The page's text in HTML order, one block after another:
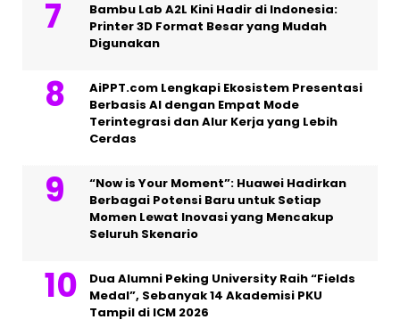
Bambu Lab A2L Kini Hadir di Indonesia:
Printer 3D Format Besar yang Mudah
Digunakan
AiPPT.com Lengkapi Ekosistem Presentasi
Berbasis AI dengan Empat Mode
Terintegrasi dan Alur Kerja yang Lebih
Cerdas
“Now is Your Moment”: Huawei Hadirkan
Berbagai Potensi Baru untuk Setiap
Momen Lewat Inovasi yang Mencakup
Seluruh Skenario
Dua Alumni Peking University Raih “Fields
Medal”, Sebanyak 14 Akademisi PKU
Tampil di ICM 2026